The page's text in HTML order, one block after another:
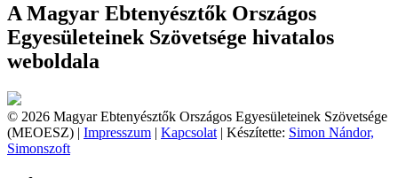
A Magyar Ebtenyésztők Országos
Egyesületeinek Szövetsége hivatalos
weboldala
© 2026 Magyar Ebtenyésztők Országos Egyesületeinek Szövetsége
(MEOESZ) | Impresszum | Kapcsolat | Készítette: Simon Nándor,
Simonszoft